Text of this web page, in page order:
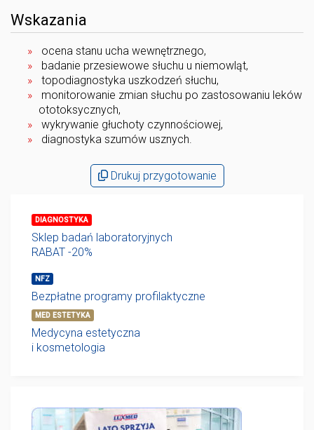
Wskazania
ocena stanu ucha wewnętrznego,
badanie przesiewowe słuchu u niemowląt,
topodiagnostyka uszkodzeń słuchu,
monitorowanie zmian słuchu po zastosowaniu leków
ototoksycznych,
wykrywanie głuchoty czynnościowej,
diagnostyka szumów usznych.
Drukuj przygotowanie
DIAGNOSTYKA
Sklep badań laboratoryjnych
RABAT -20%
NFZ
Bezpłatne programy profilaktyczne
MED ESTETYKA
Medycyna estetyczna
i kosmetologia